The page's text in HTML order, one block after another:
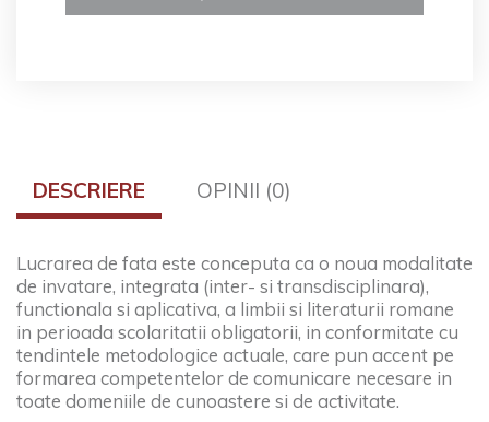
DESCRIERE OPINII (0)
Lucrarea de fata este conceputa ca o noua modalitate
de invatare, integrata (inter- si transdisciplinara),
functionala si aplicativa, a limbii si literaturii romane
in perioada scolaritatii obligatorii, in conformitate cu
tendintele metodologice actuale, care pun accent pe
formarea competentelor de comunicare necesare in
toate domeniile de cunoastere si de activitate.